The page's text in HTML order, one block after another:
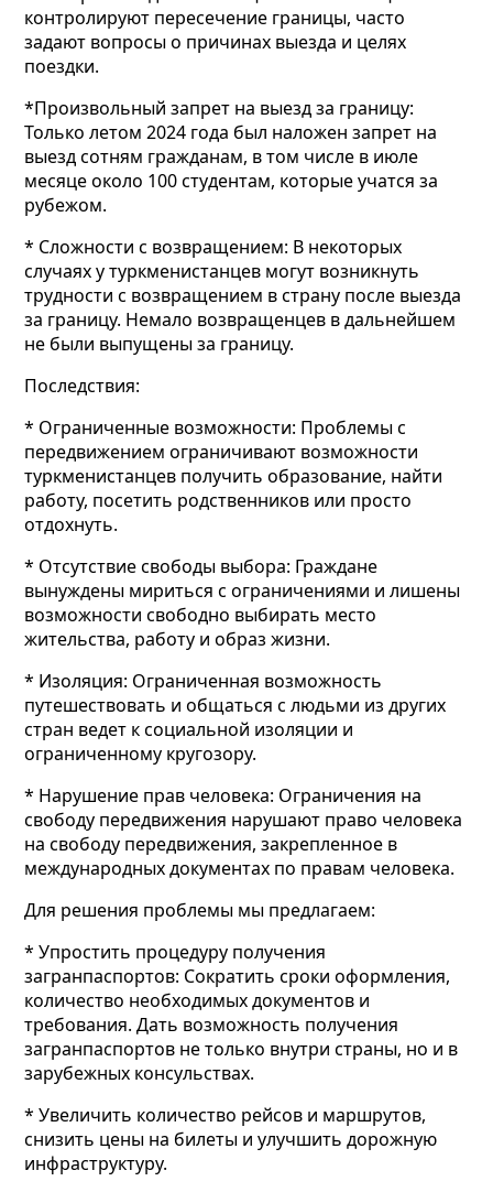
контролируют пересечение границы, часто
задают вопросы о причинах выезда и целях
поездки.
*Произвольный запрет на выезд за границу:
Только летом 2024 года был наложен запрет на
выезд сотням гражданам, в том числе в июле
месяце около 100 студентам, которые учатся за
рубежом.
* Сложности с возвращением: В некоторых
случаях у туркменистанцев могут возникнуть
трудности с возвращением в страну после выезда
за границу. Немало возвращенцев в дальнейшем
не были выпущены за границу.
Последствия:
* Ограниченные возможности: Проблемы с
передвижением ограничивают возможности
туркменистанцев получить образование, найти
работу, посетить родственников или просто
отдохнуть.
* Отсутствие свободы выбора: Граждане
вынуждены мириться с ограничениями и лишены
возможности свободно выбирать место
жительства, работу и образ жизни.
* Изоляция: Ограниченная возможность
путешествовать и общаться с людьми из других
стран ведет к социальной изоляции и
ограниченному кругозору.
* Нарушение прав человека: Ограничения на
свободу передвижения нарушают право человека
на свободу передвижения, закрепленное в
международных документах по правам человека.
Для решения проблемы мы предлагаем:
* Упростить процедуру получения
загранпаспортов: Сократить сроки оформления,
количество необходимых документов и
требования. Дать возможность получения
загранпаспортов не только внутри страны, но и в
зарубежных консульствах.
* Увеличить количество рейсов и маршрутов,
снизить цены на билеты и улучшить дорожную
инфраструктуру.